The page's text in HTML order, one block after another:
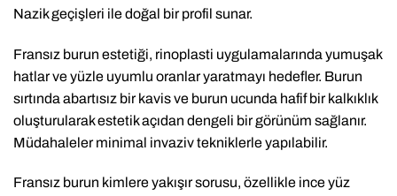
Nazik geçişleri ile doğal bir profil sunar.
Fransız burun estetiği, rinoplasti uygulamalarında yumuşak
hatlar ve yüzle uyumlu oranlar yaratmayı hedefler. Burun
sırtında abartısız bir kavis ve burun ucunda hafif bir kalkıklık
oluşturularak estetik açıdan dengeli bir görünüm sağlanır.
Müdahaleler minimal invaziv tekniklerle yapılabilir.
Fransız burun kimlere yakışır sorusu, özellikle ince yüz